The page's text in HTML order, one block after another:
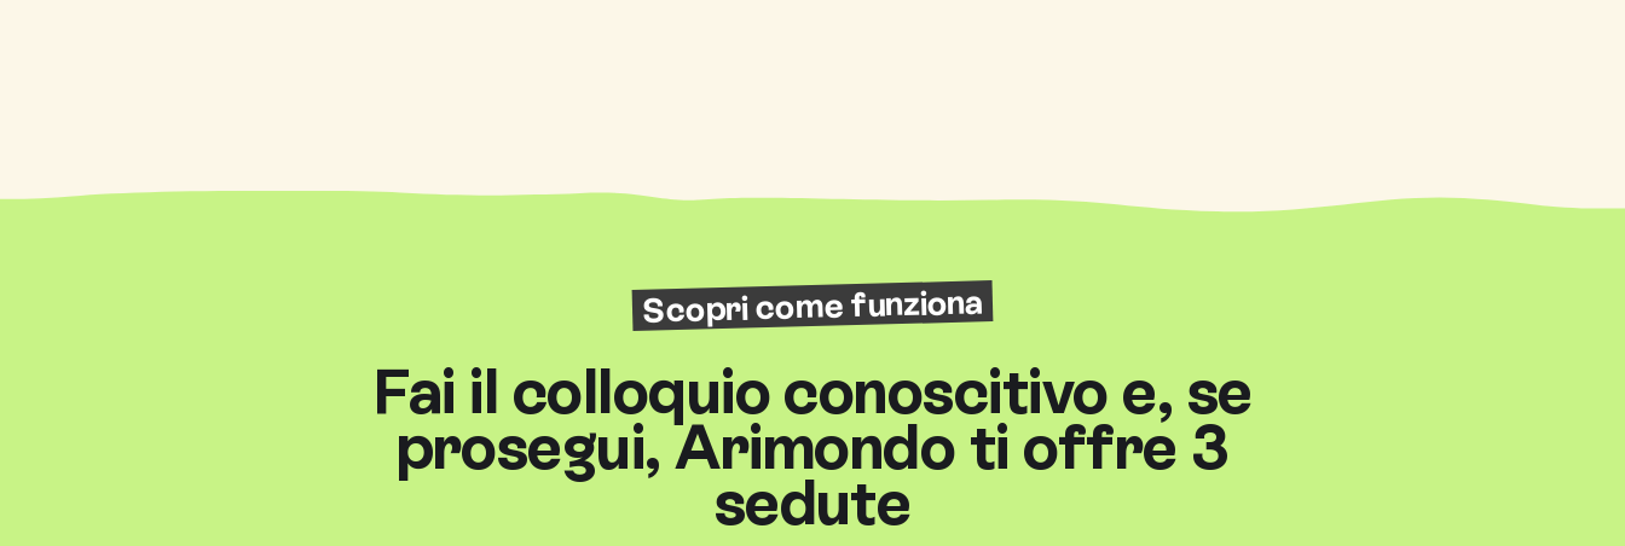
Scopri come funziona
Fai il colloquio conoscitivo e, se
prosegui, Arimondo ti offre 3
sedute